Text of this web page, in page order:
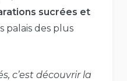
sucrées et
palais des plus
c’est découvrir la